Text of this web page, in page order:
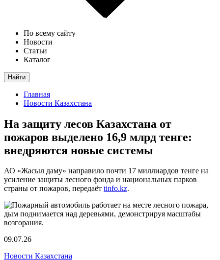
По всему сайту
Новости
Статьи
Каталог
Найти
Главная
Новости Казахстана
На защиту лесов Казахстана от
пожаров выделено 16,9 млрд тенге:
внедряются новые системы
АО «Жасыл даму» направило почти 17 миллиардов тенге на
усиление защиты лесного фонда и национальных парков
страны от пожаров, передаёт tinfo.kz.
09.07.26
Новости Казахстана